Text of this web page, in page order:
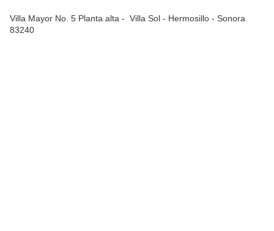
Villa Mayor No. 5 Planta alta - Villa Sol - Hermosillo - Sonora
83240